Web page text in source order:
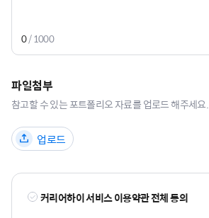
0/ 1000
파일첨부
참고할 수 있는 포트폴리오 자료를 업로드 해주세요.
업로드
커리어하이 서비스 이용약관 전체 동의